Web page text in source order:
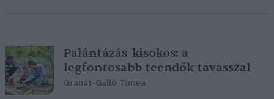
Palántázás-kisokos: a
legfontosabb teendők tavasszal
Granát-Galló Tímea